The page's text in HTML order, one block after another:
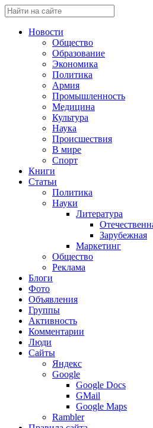
Новости
Общество
Образование
Экономика
Политика
Армия
Промышленность
Медицина
Культура
Наука
Происшествия
В мире
Спорт
Книги
Статьи
Политика
Науки
Литература
Зарубежная
Маркетинг
Общество
Реклама
Блоги
Фото
Объявления
Группы
Активность
Комментарии
Люди
Сайты
Яндекс
Google
Google Docs
GMail
Google Maps
Rambler